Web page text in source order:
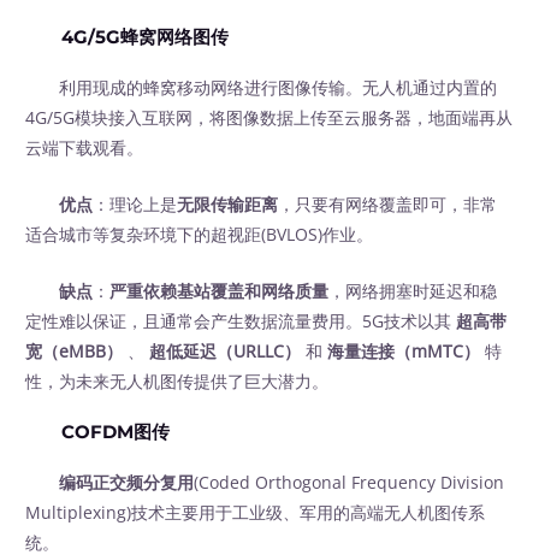
4G/5G蜂窝网络图传
利用现成的蜂窝移动网络进行图像传输。无人机通过内置的
4G/5G模块接入互联网，将图像数据上传至云服务器，地面端再从
云端下载观看。
优点 ：理论上是无限传输距离 ，只要有网络覆盖即可，非常
适合城市等复杂环境下的超视距(BVLOS)作业。
缺点 ： 严重依赖基站覆盖和网络质量 ，网络拥塞时延迟和稳
定性难以保证，且通常会产生数据流量费用。5G技术以其 超高带
宽（eMBB）
‍ 、 超低延迟（URLLC） ‍ 和海量连接（mMTC）
‍ 特
性，为未来无人机图传提供了巨大潜力。
COFDM图传
编码正交频分复用(Coded Orthogonal Frequency Division
Multiplexing)技术主要用于工业级、军用的高端无人机图传系
统。